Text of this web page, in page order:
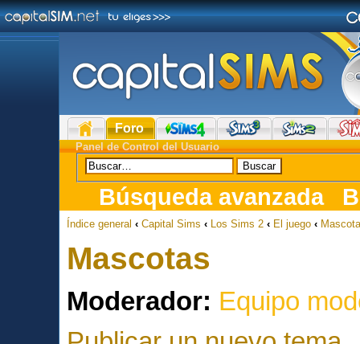
Foro
Panel de Control del Usuario
Búsqueda avanzada
Índice general ‹ Capital Sims ‹ Los Sims 2 ‹ El juego ‹
Mascotas
Moderador: Equipo